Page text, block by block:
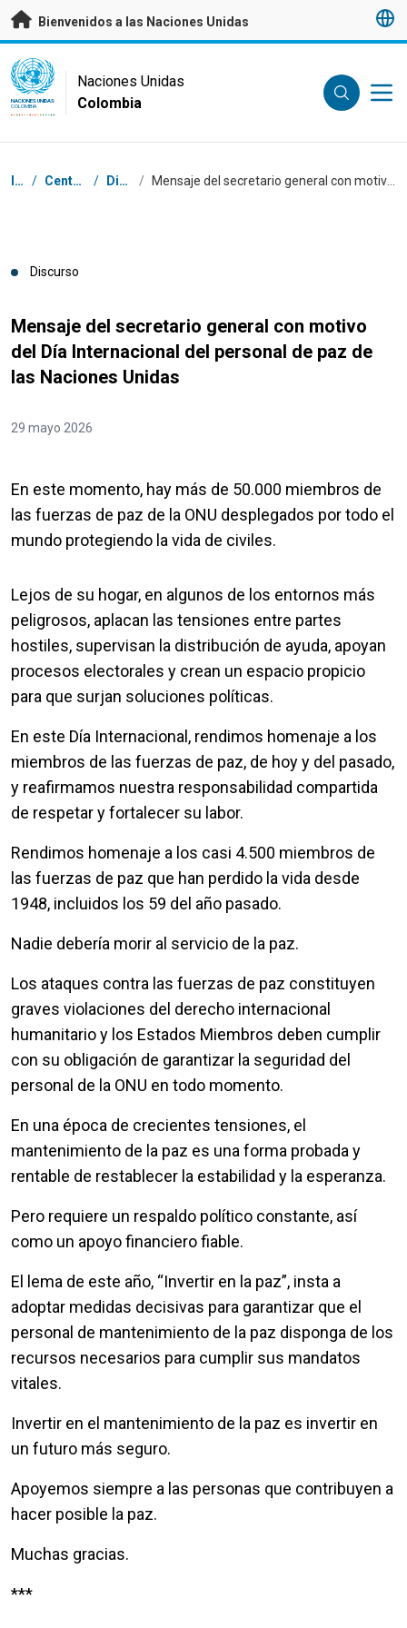
Saltar a contenido principal
Bienvenidos a las Naciones Unidas
UN Logo
NACIONES UNIDAS
COLOMBIA
Naciones Unidas
Colombia
Coordenadas dentro de la ruta de navegación
Inicio / Centro de prensa / Discursos / Mensaje del secretario general con motivo del Día Internacional del personal de paz de las Naciones Unidas
Discurso
Mensaje del secretario general con motivo
del Día Internacional del personal de paz de
las Naciones Unidas
29 mayo 2026
En este momento, hay más de 50.000 miembros de
las fuerzas de paz de la ONU desplegados por todo el
mundo protegiendo la vida de civiles.
Lejos de su hogar, en algunos de los entornos más
peligrosos, aplacan las tensiones entre partes
hostiles, supervisan la distribución de ayuda, apoyan
procesos electorales y crean un espacio propicio
para que surjan soluciones políticas.
En este Día Internacional, rendimos homenaje a los
miembros de las fuerzas de paz, de hoy y del pasado,
y reafirmamos nuestra responsabilidad compartida
de respetar y fortalecer su labor.
Rendimos homenaje a los casi 4.500 miembros de
las fuerzas de paz que han perdido la vida desde
1948, incluidos los 59 del año pasado.
Nadie debería morir al servicio de la paz.
Los ataques contra las fuerzas de paz constituyen
graves violaciones del derecho internacional
humanitario y los Estados Miembros deben cumplir
con su obligación de garantizar la seguridad del
personal de la ONU en todo momento.
En una época de crecientes tensiones, el
mantenimiento de la paz es una forma probada y
rentable de restablecer la estabilidad y la esperanza.
Pero requiere un respaldo político constante, así
como un apoyo financiero fiable.
El lema de este año, “Invertir en la paz”, insta a
adoptar medidas decisivas para garantizar que el
personal de mantenimiento de la paz disponga de los
recursos necesarios para cumplir sus mandatos
vitales.
Invertir en el mantenimiento de la paz es invertir en
un futuro más seguro.
Apoyemos siempre a las personas que contribuyen a
hacer posible la paz.
Muchas gracias.
***